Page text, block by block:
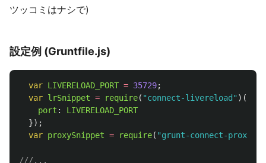
ツッコミはナシで)
設定例 (Gruntfile.js)
var LIVERELOAD_PORT = 35729;
var lrSnippet = require( "connect-livereload " )({
port :
LIVERELOAD_PORT
});
var proxySnippet = require( "grunt-connect-
///...